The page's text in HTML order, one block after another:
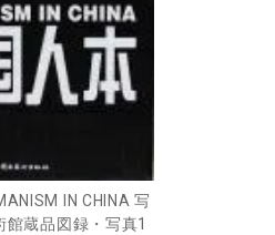
IN CHINA 写
館蔵品図録・写真1